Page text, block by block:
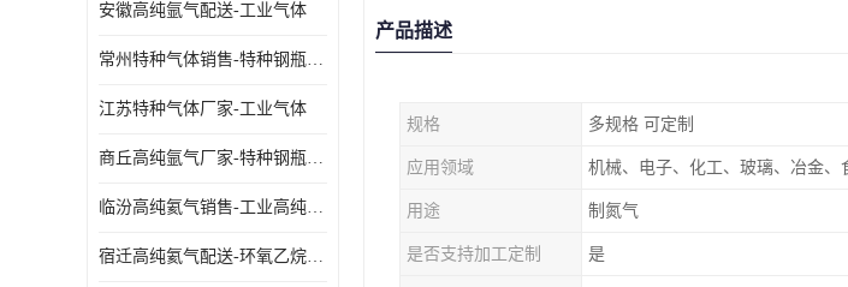
安徽高纯氩气配送-工业气体
常州特种气体销售-特种钢瓶年检配件销售
江苏特种气体厂家-工业气体
商丘高纯氩气厂家-特种钢瓶年检配件销售
临汾高纯氦气销售-工业高纯氦气
宿迁高纯氦气配送-环氧乙烷灭菌剂
产品描述
规格 多规格 可定制
应用领域
用途 制氮气
是否支持加工定制 是